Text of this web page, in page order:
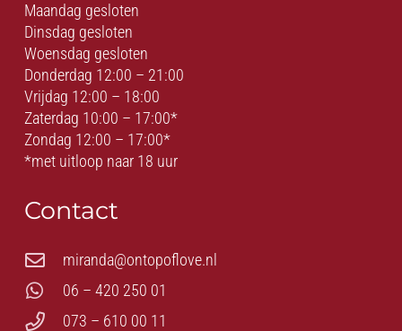
Maandag gesloten
Dinsdag gesloten
Woensdag gesloten
Donderdag 12:00 – 21:00
Vrijdag 12:00 – 18:00
Zaterdag 10:00 – 17:00*
Zondag 12:00 – 17:00*
*met uitloop naar 18 uur
Contact
miranda@ontopoflove.nl
06 – 420 250 01
073 – 610 00 11